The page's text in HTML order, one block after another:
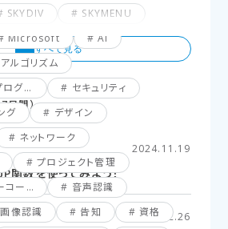
SKYDIV
SKYMENU
Microsoft
AI
アルゴリズム
ミング
セキュリティ
グ
デザイン
ネットワーク
プロジェクト管理
ード
音声認識
画像認識 告知
資格
日間）
2024.11.19
関数を使ってみよう！
2025.02.26